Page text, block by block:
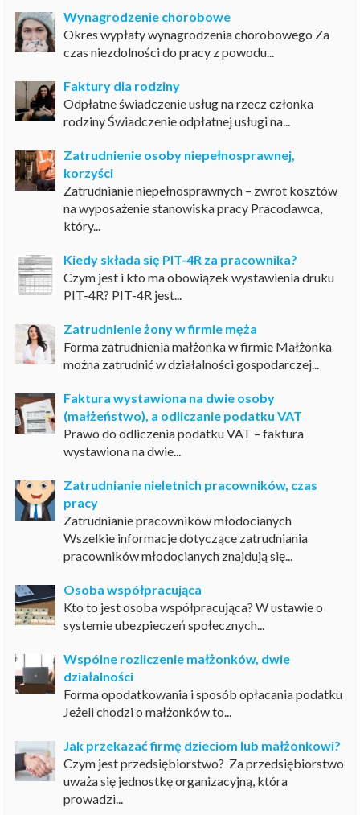
Wynagrodzenie chorobowe
Okres wypłaty wynagrodzenia chorobowego Za
czas niezdolności do pracy z powodu...
Faktury dla rodziny
Odpłatne świadczenie usług na rzecz członka
rodziny Świadczenie odpłatnej usługi na...
Zatrudnienie osoby niepełnosprawnej,
korzyści
Zatrudnianie niepełnosprawnych – zwrot kosztów
na wyposażenie stanowiska pracy Pracodawca,
który...
Kiedy składa się PIT-4R za pracownika?
Czym jest i kto ma obowiązek wystawienia druku
PIT-4R? PIT-4R jest...
Zatrudnienie żony w firmie męża
Forma zatrudnienia małżonka w firmie Małżonka
można zatrudnić w działalności gospodarczej...
Faktura wystawiona na dwie osoby
(małżeństwo), a odliczanie podatku VAT
Prawo do odliczenia podatku VAT – faktura
wystawiona na dwie...
Zatrudnianie nieletnich pracowników, czas
pracy
Zatrudnianie pracowników młodocianych
Wszelkie informacje dotyczące zatrudniania
pracowników młodocianych znajdują się...
Osoba współpracująca
Kto to jest osoba współpracująca? W ustawie o
systemie ubezpieczeń społecznych...
Wspólne rozliczenie małżonków, dwie
działalności
Forma opodatkowania i sposób opłacania podatku
Jeżeli chodzi o małżonków to...
Jak przekazać firmę dzieciom lub małżonkowi?
Czym jest przedsiębiorstwo? Za przedsiębiorstwo
uważa się jednostkę organizacyjną, która
prowadzi...